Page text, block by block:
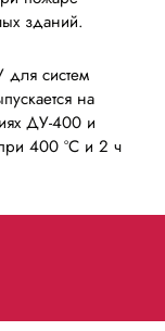
зданий.
для систем
на
ДУ-400 и
400 ºС и 2 ч